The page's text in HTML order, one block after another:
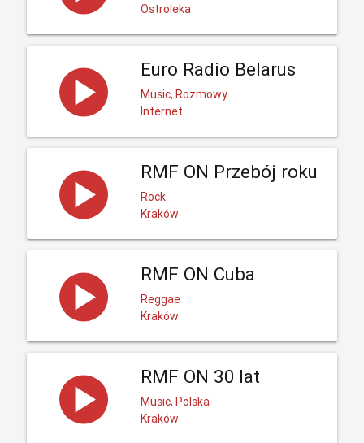
Ostroleka
Euro Radio Belarus
Music, Rozmowy
Internet
RMF ON Przebój roku
Rock
Kraków
RMF ON Cuba
Reggae
Kraków
RMF ON 30 lat
Music, Polska
Kraków